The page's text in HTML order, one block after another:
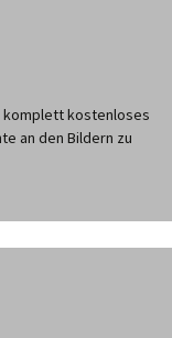
komplett kostenloses
an den Bildern zu